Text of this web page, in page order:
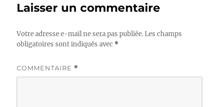
Laisser un commentaire
Votre adresse e-mail ne sera pas publiée. Les champs
obligatoires sont indiqués avec *
COMMENTAIRE *